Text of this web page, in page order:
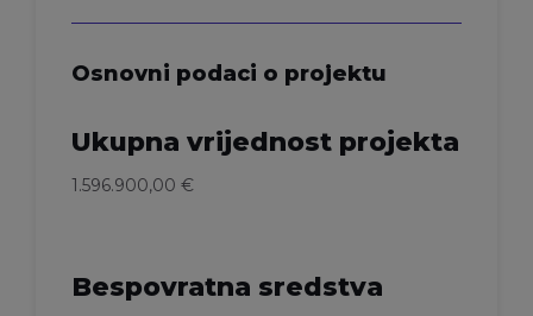
Osnovni podaci o projektu
Ukupna vrijednost projekta
1.596.900,00 €
Bespovratna sredstva